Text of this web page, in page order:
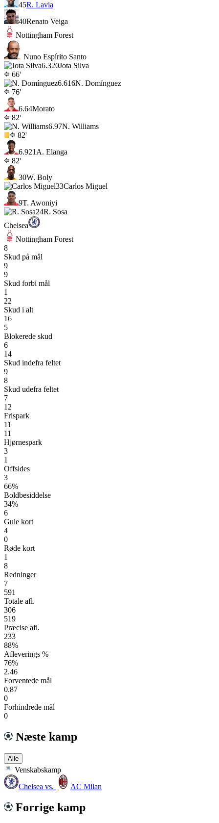
45R. Lavia
40Renato Veiga
Nottingham Forest
Nuno Espírito Santo
6.320Jota Silva
66'
6.616N. Domínguez
76'
6.64Morato
82'
6.97N. Williams
82'
6.921 A. Elanga
82'
30W. Boly
33Carlos Miguel
9T. Awoniyi
24R. Sosa
Chelsea
Nottingham Forest
8
Skud på mål
9
9
Skud forbi mål
1
22
Skud i alt
16
5
Blokerede skud
6
14
Skud indefra feltet
9
8
Skud udefra feltet
7
12
Frispark
11
11
Hjørnespark
3
1
Offsides
3
66%
Boldbesiddelse
34%
6
Gule kort
4
0
Røde kort
1
8
Redninger
7
591
Totale afl.
306
519
Præcise afl.
233
88%
Afleverings %
76%
2.46
Forventede mål
0.87
0
Forhindrede mål
0
Næste kamp
Alle
Venskabskamp
Chelsea vs. AC Milan
Forrige kamp